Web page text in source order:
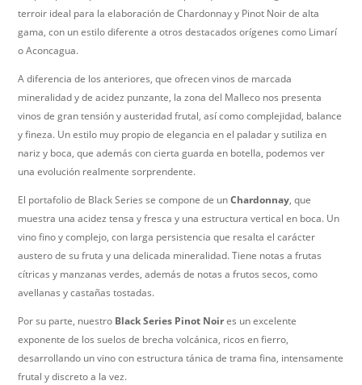
terroir ideal para la elaboración de Chardonnay y Pinot Noir de alta
gama, con un estilo diferente a otros destacados orígenes como Limarí
o Aconcagua.
A diferencia de los anteriores, que ofrecen vinos de marcada
mineralidad y de acidez punzante, la zona del Malleco nos presenta
vinos de gran tensión y austeridad frutal, así como complejidad, balance
y fineza. Un estilo muy propio de elegancia en el paladar y sutiliza en
nariz y boca, que además con cierta guarda en botella, podemos ver
una evolución realmente sorprendente.
El portafolio de Black Series se compone de unChardonnay, que
muestra una acidez tensa y fresca y una estructura vertical en boca. Un
vino fino y complejo, con larga persistencia que resalta el carácter
austero de su fruta y una delicada mineralidad. Tiene notas a frutas
cítricas y manzanas verdes, además de notas a frutos secos, como
avellanas y castañas tostadas.
Por su parte, nuestro Black Series Pinot Noires un excelente
exponente de los suelos de brecha volcánica, ricos en fierro,
desarrollando un vino con estructura tánica de trama fina, intensamente
frutal y discreto a la vez.